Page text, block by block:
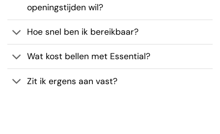
openingstijden wil?
Hoe snel ben ik bereikbaar?
Wat kost bellen met Essential?
Zit ik ergens aan vast?